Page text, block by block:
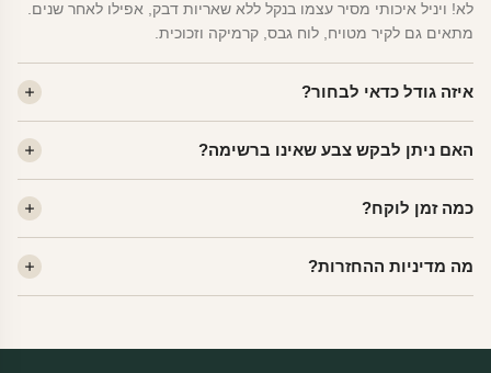
לא! ויניל איכותי מסיר עצמו בנקל ללא שאריות דבק, אפילו לאחר שנים.
מתאים גם לקיר מטויח, לוח גבס, קרמיקה וזכוכית.
איזה גודל כדאי לבחור?
שינה של מבוגרים — L. לפינה קטנה — S.
האם ניתן לבקש צבע שאינו ברשימה?
הצבעים זמינים ללא תוספת מחיר.
כמה זמן לוקח?
14:00 — יצאו באותו יום.
מה מדיניות ההחזרות?